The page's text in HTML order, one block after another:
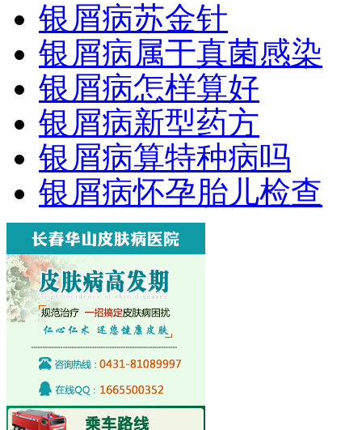
银屑病苏金针
银屑病属于真菌感染
银屑病怎样算好
银屑病新型药方
银屑病算特种病吗
银屑病怀孕胎儿检查